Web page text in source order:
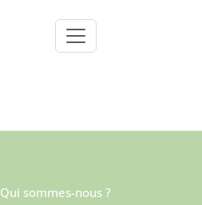
Qui sommes-nous ?